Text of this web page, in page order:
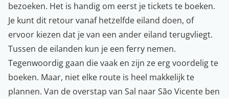
bezoeken. Het is handig om eerst je tickets te boeken.
Je kunt dit retour vanaf hetzelfde eiland doen, of
ervoor kiezen dat je van een ander eiland terugvliegt.
Tussen de eilanden kun je een ferry nemen.
Tegenwoordig gaan die vaak en zijn ze erg voordelig te
boeken. Maar, niet elke route is heel makkelijk te
plannen. Van de overstap van Sal naar São Vicente ben